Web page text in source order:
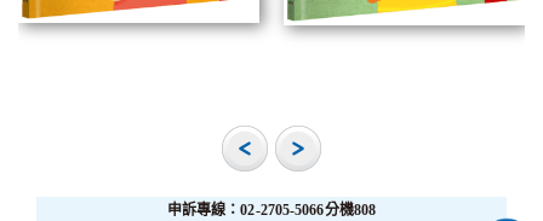
申訴專線：02-2705-5066分機808